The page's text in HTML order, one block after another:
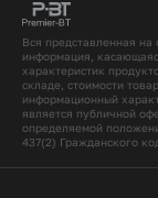
Вся представленная на
информация,
характеристик
складе, стоимости
информационный
является публичной
определяемой
437(2) Гражданского